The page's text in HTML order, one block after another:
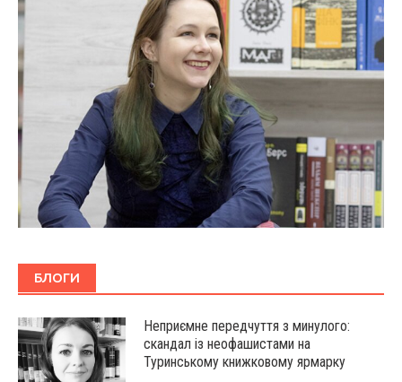
БЛОГИ
Неприємне передчуття з минулого:
скандал із неофашистами на
Туринському книжковому ярмарку